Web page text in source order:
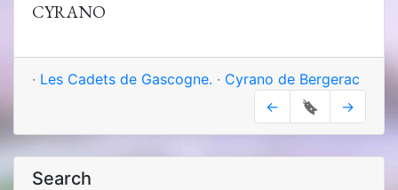
CYRANO
· Les Cadets de Gascogne. · Cyrano de Bergerac
←
🔖 →
Search